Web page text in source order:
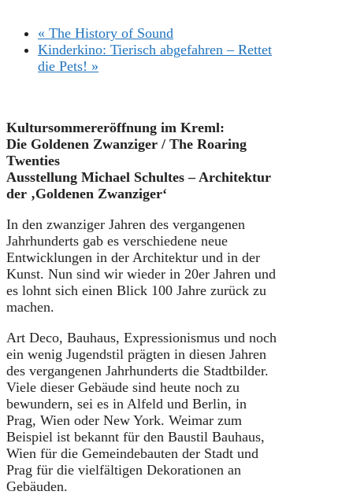
« The History of Sound
Kinderkino: Tierisch abgefahren – Rettet
die Pets! »
Kultursommereröffnung im Kreml:
Die Goldenen Zwanziger / The Roaring
Twenties
Ausstellung Michael Schultes – Architektur
der ‚Goldenen Zwanziger‘
In den zwanziger Jahren des vergangenen
Jahrhunderts gab es verschiedene neue
Entwicklungen in der Architektur und in der
Kunst. Nun sind wir wieder in 20er Jahren und
es lohnt sich einen Blick 100 Jahre zurück zu
machen.
Art Deco, Bauhaus, Expressionismus und noch
ein wenig Jugendstil prägten in diesen Jahren
des vergangenen Jahrhunderts die Stadtbilder.
Viele dieser Gebäude sind heute noch zu
bewundern, sei es in Alfeld und Berlin, in
Prag, Wien oder New York. Weimar zum
Beispiel ist bekannt für den Baustil Bauhaus,
Wien für die Gemeindebauten der Stadt und
Prag für die vielfältigen Dekorationen an
Gebäuden.